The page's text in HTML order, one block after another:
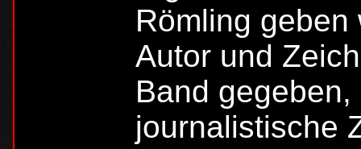
Römling
Autor und
Band
journalistische